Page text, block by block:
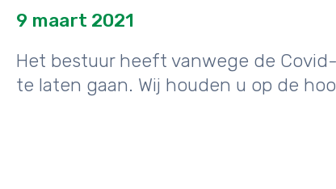
9 maart 2021
Het bestuur heeft vanwege de
te laten gaan. Wij houden u op de